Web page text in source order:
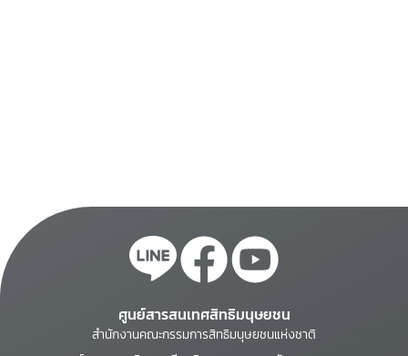
ศูนย์สารสนเทศสิทธิมนุษยชน
สำนักงานคณะกรรมการสิทธิมนุษยชนแห่งชาติ